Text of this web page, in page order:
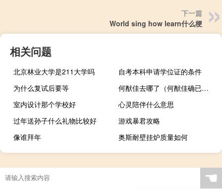
下一篇
World sing how learn什么梗
相关问题
北京林业大学是211大学吗
自考本科申请学位证的条件
为什么复试后要等
何猷佳去哪了（何猷佳确已夭折）
室内设计那个学校好
心灵陪伴什么意思
过年送孙子什么礼物比较好
游戏暴君攻略
像谁拜年
奥斯耐壁挂炉质量如何
☚